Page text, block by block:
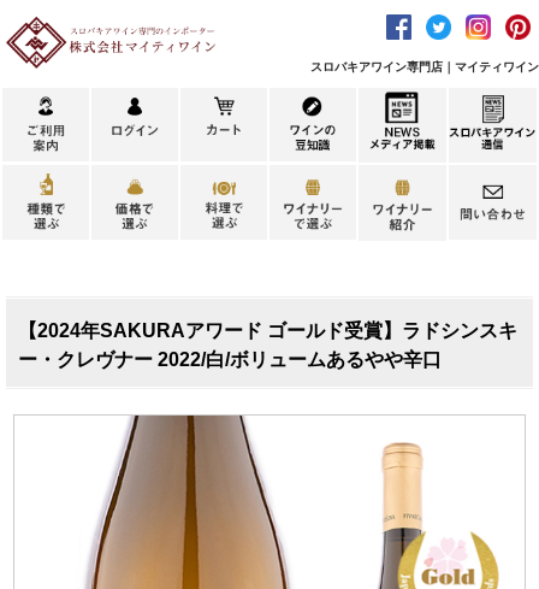
スロバキアワイン専門店｜マイティワイン
【2024年SAKURAアワード ゴールド受賞】ラドシンスキ
ー・クレヴナー 2022/白/ボリュームあるやや辛口